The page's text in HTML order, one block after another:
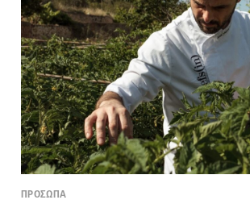
ΠΡΟΣΩΠΑ